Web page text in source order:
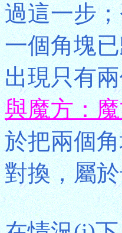
過這一步
一個角塊
出現只有
與魔方：
於把兩個
對換，屬